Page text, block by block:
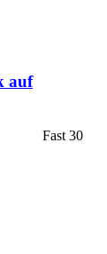
auf
Fast 30